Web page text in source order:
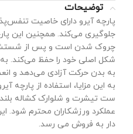
توضیحات
پارچه آیرو دارای خاصیت
جلوگیری می‌کند. همچنین این
چروک شدن است و پس از شستشو
شکل اصلی خود را حفظ می‌کند. به
به بدن حرکت آزادی می‌دهد و
به این مزایا، استفاده از پارچه
ست تیشرت و شلوارک کشاله بلند
عملکرد ورزشکاران محترم شود.
دار به فروش می رسد.